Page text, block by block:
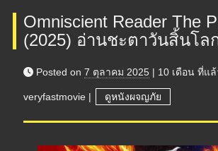
Omniscient Reader The
(2025) อ่านชะตาวันสิ้นโล
Posted on 7 ตุลาคม 2025 | 10 เดือน ที่แล้
veryfastmovie | ดูหนังผจญภัย